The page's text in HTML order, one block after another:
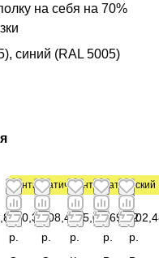
на себя на 70%
синий (RAL 5005)
Антистатический
2
190,36
р.
2
608,44
р.
Антистатический
4
405,08
р.
5
569,92
р.
3
р.